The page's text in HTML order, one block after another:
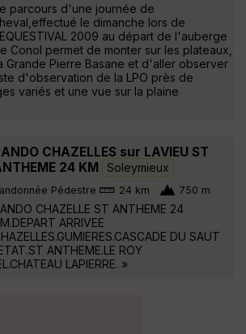
parcours d'une journée de
le dimanche lors de
2009 au départ de l'auberge
Conol permet de monter sur les plateaux,
Grande Pierre Basane et d'aller observer
d'observation de la LPO près de
variés et une vue sur la plaine
CHAZELLES sur LAVIEU ST
24 KM
Soleymieux
Pédestre 24 km 750 m
CHAZELLE ST ANTHEME 24
ARRIVEE
DU SAUT
ANTHEME.LE ROY
LAPIERRE. »